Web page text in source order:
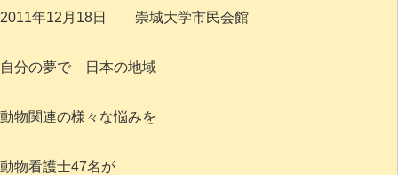
2011年12月18日 崇城大学市民会館
自分の夢で 日本の地域
動物関連の様々な悩みを
動物看護士47名が